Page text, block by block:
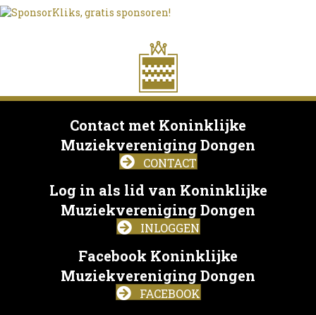
Contact met Koninklijke
Muziekvereniging Dongen
CONTACT
Log in als lid van Koninklijke
Muziekvereniging Dongen
INLOGGEN
Facebook Koninklijke
Muziekvereniging Dongen
FACEBOOK